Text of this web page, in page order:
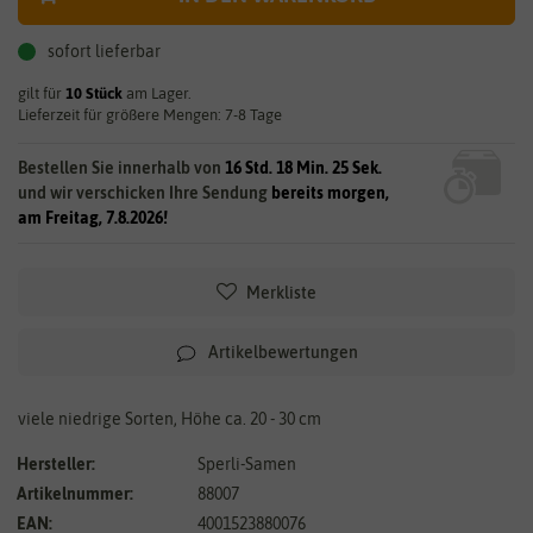
sofort lieferbar
gilt für 10 Stück am Lager.
Lieferzeit für größere Mengen: 7-8 Tage
Bestellen Sie innerhalb von 16 Std. 18 Min. 25 Sek.
und wir verschicken Ihre Sendung bereits morgen,
am Freitag, 7.8.2026!
Merkliste
Artikelbewertungen
viele niedrige Sorten, Höhe ca. 20 - 30 cm
Hersteller:
Sperli-Samen
Artikelnummer:
88007
EAN:
4001523880076